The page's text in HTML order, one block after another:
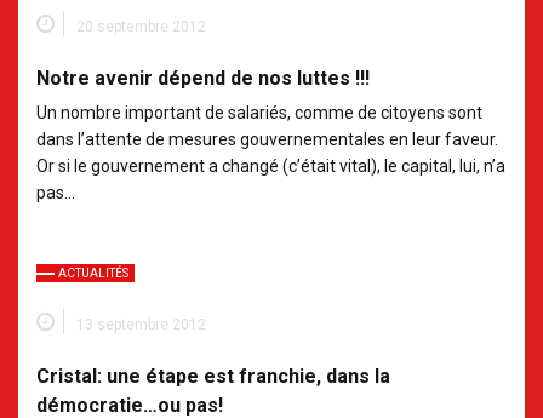
20 septembre 2012
Notre avenir dépend de nos luttes !!!
Un nombre important de salariés, comme de citoyens sont
dans l’attente de mesures gouvernementales en leur faveur.
Or si le gouvernement a changé (c’était vital), le capital, lui, n’a
pas…
ACTUALITÉS
13 septembre 2012
Cristal: une étape est franchie, dans la
démocratie…ou pas!